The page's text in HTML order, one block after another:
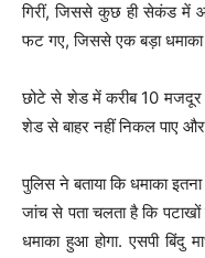
गिरीं, जिससे कुछ ही सेकंड में
फट गए, जिससे एक बड़ा
छोटे से शेड में करीब 10
शेड से बाहर नहीं निकल पाए
पुलिस ने बताया कि धमाका
जांच से पता चलता है कि
धमाका हुआ होगा. एसपी बिंदु